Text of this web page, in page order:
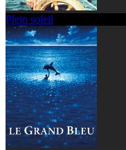
Plein soleil